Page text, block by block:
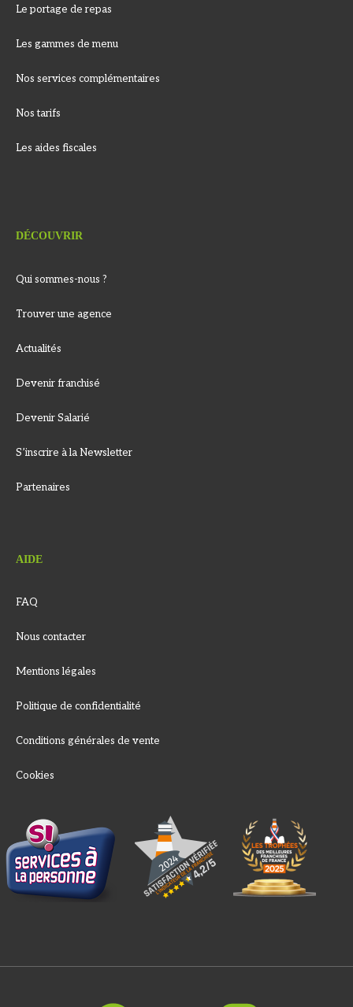
Le portage de repas
Les gammes de menu
Nos services complémentaires
Nos tarifs
Les aides fiscales
DÉCOUVRIR
Qui sommes-nous ?
Trouver une agence
Actualités
Devenir franchisé
Devenir Salarié
S’inscrire à la Newsletter
Partenaires
AIDE
FAQ
Nous contacter
Mentions légales
Politique de confidentialité
Conditions générales de vente
Cookies